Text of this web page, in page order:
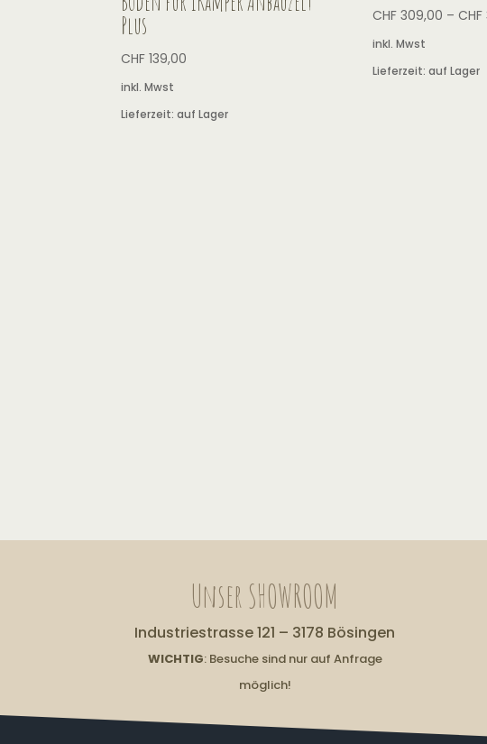
Plus
CHF 139,00
inkl. Mwst
Lieferzeit:auf Lager
CHF 309,00 –CHF
inkl. Mwst
Lieferzeit:auf Lager
Unser SHOWROOM
Industriestrasse 121 – 3178 Bösingen
WICHTIG: Besuche sind nur auf Anfrage
möglich!